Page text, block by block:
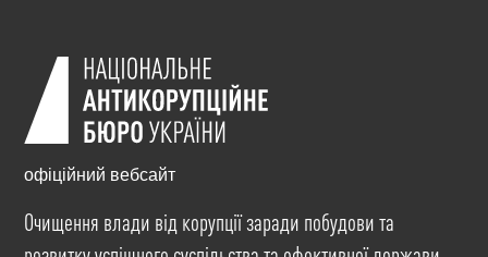
офіційний вебсайт
Очищення влади від корупції заради побудови та